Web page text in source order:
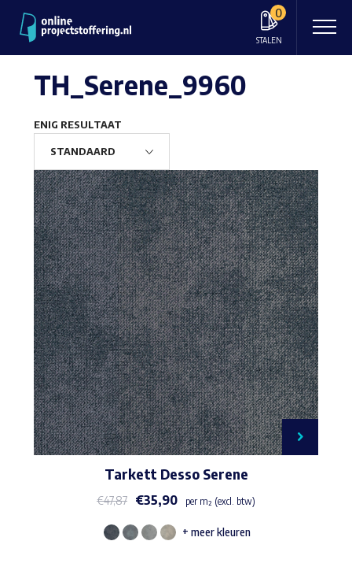
0
STALEN
TH_Serene_9960
ENIG RESULTAAT
Tarkett Desso Serene
€47,87 €35,90 per m² (excl. btw)
+ meer kleuren